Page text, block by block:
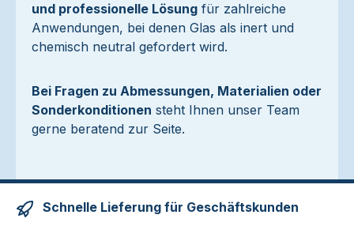
und professionelle Lösung für zahlreiche
Anwendungen, bei denen Glas als inert und
chemisch neutral gefordert wird.
Bei Fragen zu Abmessungen, Materialien oder
Sonderkonditionen steht Ihnen unser Team
gerne beratend zur Seite.
Schnelle Lieferung für Geschäftskunden